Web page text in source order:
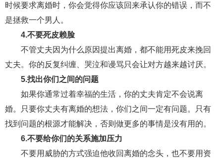
时候要求离婚时，你会觉得你应该回来承认你的错误，而不
是拯救一个男人。
4.不要死皮赖脸
不管丈夫因为什么原因提出离婚，都不能用死皮来挽回
丈夫。你的反复纠缠、哭泣和谩骂只会让对方越来越讨厌。
5.找出你们之间的问题
如果你通常过着幸福的生活，你的丈夫肯定不会说离
婚。只要你丈夫有离婚的想法，你们之间一定有问题。只有
找到问题的根源才能解决，否则做更多的事情是没有用的。
6.不要给你们的关系施加压力
不要用威胁的方式强迫他收回离婚的念头，也不要用资